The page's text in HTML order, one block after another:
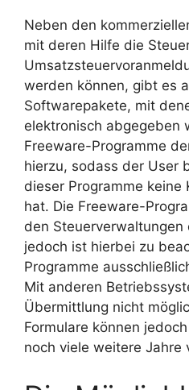
Neben den
mit deren Hilfe die
werden können, gibt es
Softwarepakete, mit
elektronisch abgegeben
Freeware-Programme
hierzu, sodass der User
dieser Programme keine
hat. Die Freeware-
den Steuerverwaltungen
jedoch ist hierbei zu
Programme
Mit anderen
Übermittlung nicht
Formulare können
noch viele weitere Jahre